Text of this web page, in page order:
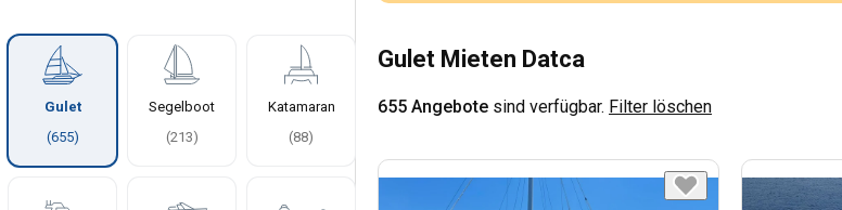
Gulet
(655)
Segelboot
(213)
Katamaran
(88)
Gulet Mieten Datca
655 Angebote sind verfügbar. Filter löschen